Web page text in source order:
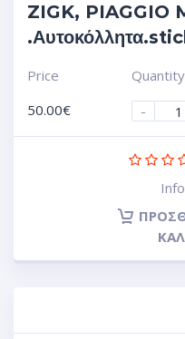
ZIGK, PIAGGIO
Price
50.00€
Quantity
-